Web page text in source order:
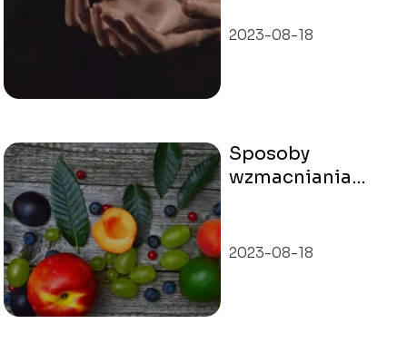
2023-08-18
Sposoby
wzmacniania
2023-08-18